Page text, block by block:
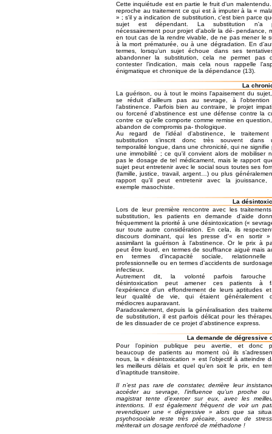
Cette inquiétude est en partie le fruit d'un
reproche au traitement ce qui est à imputer à la «
» ; s'il y a indication de substitution, c'est bien parce
sujet est dépendant. La substitution n'a
nécessairement pour projet d'abolir la dé- pendance,
en tout cas de la rendre vivable, de ne pas mener le
à la mort prématurée, ou à une dégradation. En
termes, lorsqu’un sujet échoue dans ses
abandonner la substitution, cela ne permet pas
contester l’indication, mais cela nous rappelle
énigmatique et chronique de la dépendance (13).
La
La guérison, ou à tout le moins l'apaisement du
se réduit d’ailleurs pas au sevrage, à
l'abstinence. Parfois bien au contraire, le projet
ou forcené d'abstinence est une défense contre la
contre ce qu'elle comporte comme remise en
abandon de compromis pa- thologique.
Au regard de l'idéal d'abstinence, le
substitution s'inscrit donc très souvent dans
temporalité longue, dans une chronicité, qui ne signifie
une immobilité ; ce qu'il convient alors de mobiliser
pas le dosage de tel médicament, mais le rapport
sujet peut entretenir avec le social sous toutes ses
(famille, justice, travail, argent…) ou plus
rapport qu’il peut entretenir avec la jouissance,
exemple masochiste.
La
Lors de leur première rencontre avec les
substitution, les patients en demande d'aide
fréquemment la priorité à une désintoxication («
sur toute autre considération. En cela, ils
discours dominant, qui les presse d'« en sortir
assimilant la guérison à l'abstinence. Or le prix à
peut être lourd, en termes de souffrance aiguë mais
en termes d'incapacité sociale, relationnelle
professionnelle ou en termes d’accidents de
infectieux.
Autrement dit, la volonté parfois farouche
désintoxication peut amener ces patients à
l'expérience d'un effondrement de leurs aptitudes
leur qualité de vie, qui étaient généralement
médiocres auparavant.
Paradoxalement, depuis la généralisation des
de substitution, il est parfois délicat pour les
de les dissuader de ce projet d'abstinence express.
La demande de dégressive
Pour l’opinion publique peu avertie, et donc
beaucoup de patients au moment où ils
nous, la « désintoxication » est l’objectif à atteindre
les meilleurs délais et quel qu’en soit le prix, en
d’inaptitude transitoire.
Il n’est pas rare de constater, derrière leur
accéder au sevrage, l’influence qu’un proche
magistrat tente d’exercer sur eux, avec les
intentions. Il est également fréquent de voir un
revendiquer une « dégressive » alors que sa
psychosociale reste très précaire, source de
mériterait un dosage renforcé de méthadone !